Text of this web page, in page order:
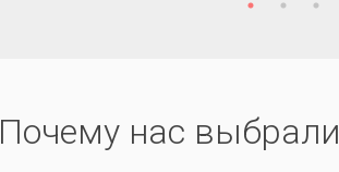
Почему нас выбрали